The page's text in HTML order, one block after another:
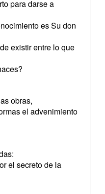
para darse a
es Su don
existir entre lo que
obras,
el advenimiento
el secreto de la